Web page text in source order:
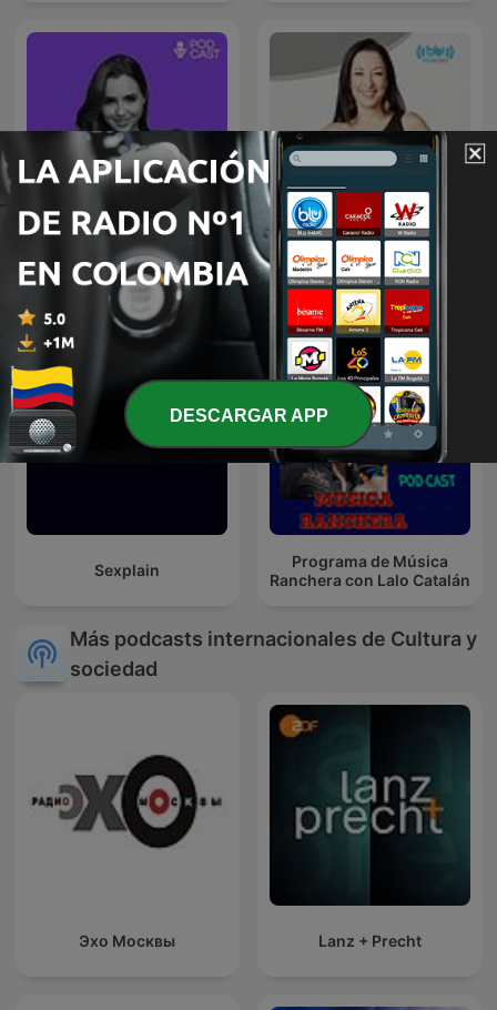
VOS PODÉS Erotika
Sexplain
Programa de Música
Ranchera con Lalo Catalán
Más podcasts internacionales de Cultura y
sociedad
Эхо Москвы Lanz + Precht
DESCARGAR APP